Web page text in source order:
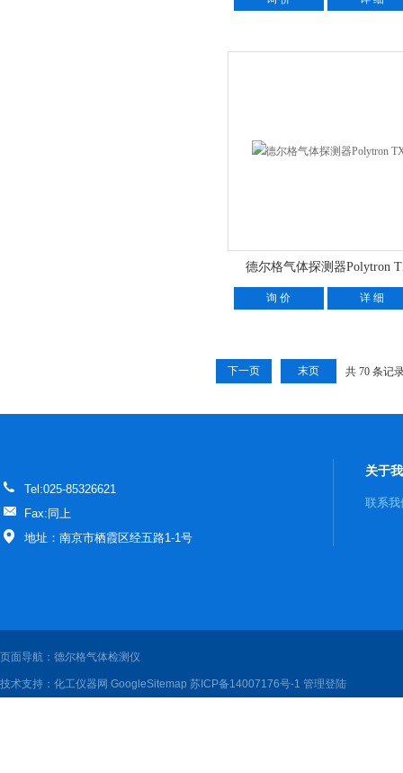
德尔格气体探测器Polytron
询 价 详 细
共 70 条记
下一页 末页
Tel:025-85326621
Fax:同上
地址：南京市栖霞区经五路1-1号
关于
联系我
页面导航：德尔格气体检测仪
技术支持： 化工仪器网 GoogleSitemap 苏ICP备14007176号-1 管理登陆